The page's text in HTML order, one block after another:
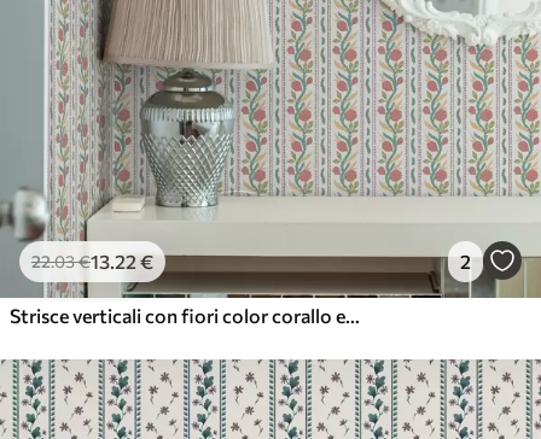
22.03€13.22€ 2
Strisce verticali con fiori color corallo e foglie turchesi